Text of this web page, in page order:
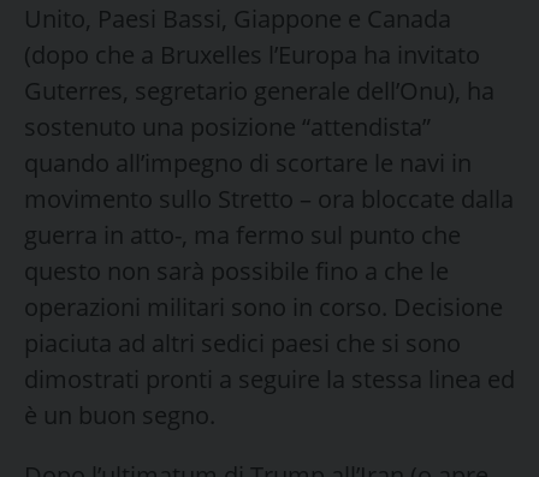
Unito, Paesi Bassi, Giappone e Canada
(dopo che a Bruxelles l’Europa ha invitato
Guterres, segretario generale dell’Onu), ha
sostenuto una posizione “attendista”
quando all’impegno di scortare le navi in
movimento sullo Stretto – ora bloccate dalla
guerra in atto-, ma fermo sul punto che
questo non sarà possibile fino a che le
operazioni militari sono in corso. Decisione
piaciuta ad altri sedici paesi che si sono
dimostrati pronti a seguire la stessa linea ed
è un buon segno.